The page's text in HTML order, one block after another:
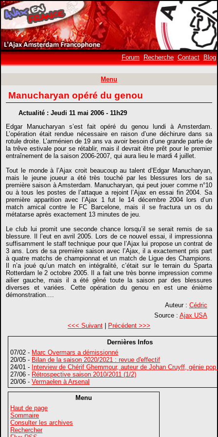
Forum Recherche Contact Blog
Menu
Manucharyan opéré du genou
Actualité : Jeudi 11 mai 2006 - 11h29
Edgar Manucharyan s’est fait opéré du genou lundi à Amsterdam.
L’opération était rendue nécessaire en raison d’une déchirure dans sa
rotule droite. L’arménien de 19 ans va avoir besoin d’une grande partie de
la trêve estivale pour se rétablir, mais il devrait être prêt pour le premier
entraînement de la saison 2006-2007, qui aura lieu le mardi 4 juillet.
Tout le monde à l’Ajax croit beaucoup au talent d’Edgar Manucharyan,
mais le jeune joueur a été très touché par les blessures lors de sa
première saison à Amsterdam. Manucharyan, qui peut jouer comme n°10
ou à tous les postes de l’attaque a rejoint l’Ajax en essai fin 2004. Sa
première apparition avec l’Ajax 1 fut le 14 décembre 2004 lors d’un
match amical contre le FC Barcelone, mais il se fractura un os du
métatarse après exactement 13 minutes de jeu.
Le club lui promit une seconde chance lorsqu’il se serait remis de sa
blessure. Il l’eut en avril 2005. Lors de ce nouvel essai, il impressionna
suffisamment le staff technique pour que l’Ajax lui propose un contrat de
3 ans. Lors de sa première saison avec l’Ajax, il a exactement pris part
à quatre matchs de championnat et un match de Ligue des Champions.
Il n’a joué qu’un match en intégralité, c’était sur le terrain du Sparta
Rotterdam le 2 octobre 2005. Il a fait une très bonne impression comme
ailier gauche, mais il a été gêné toute la saison par des blessures
diverses et variées. Cette opération du genou en est une énième
démonstration….
Auteur : Cédric
Source : Ajax USA
<<< Suivant| Précédent >>>
Dernières Infos
07/02 - Marc Overmars a démissionné
20/05 - Bilan de la saison 2020/2021 : revue d'effectif
24/01 - Interview de Chérif Ghemmour, auteur de Johan Cruyff, génie
27/06 - Rétrospective saison 2010/2011 (1/2)
20/06 -Vermaelen à Arsenal
Menu
Haut de page
Sommaire
Consulter les archives
Rechercher